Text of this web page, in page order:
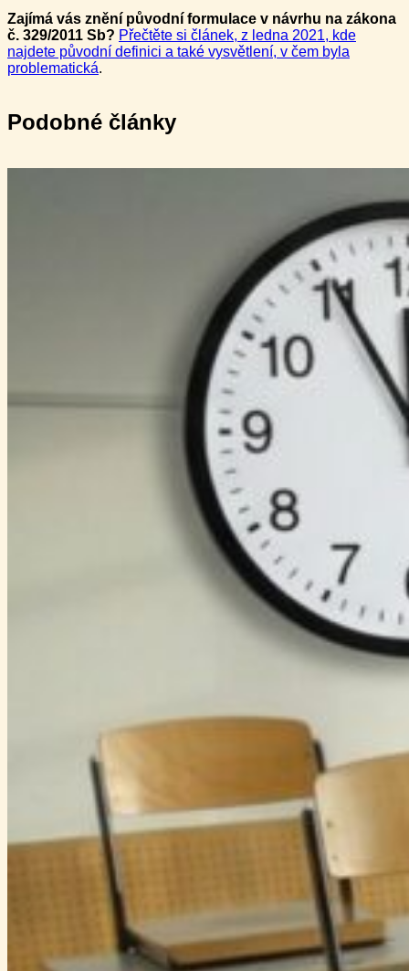
Zajímá vás znění původní formulace v návrhu na zákona
č. 329/2011 Sb? Přečtěte si článek, z ledna 2021, kde
najdete původní definici a také vysvětlení, v čem byla
problematická.
Podobné články